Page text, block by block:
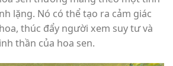
lặng. Nó có thể tạo ra cảm giác
thúc đẩy người xem suy tư và
thần của hoa sen.